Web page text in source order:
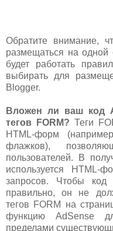
Обратите внимание,
размещаться на одной
будет работать
выбирать для
Blogger.
Вложен ли ваш код
тегов FORM? Теги
HTML-форм
флажков),
пользователей. В
используется HTML-
запросов. Чтобы код
правильно, он не
тегов FORM на
функцию AdSense
пределами